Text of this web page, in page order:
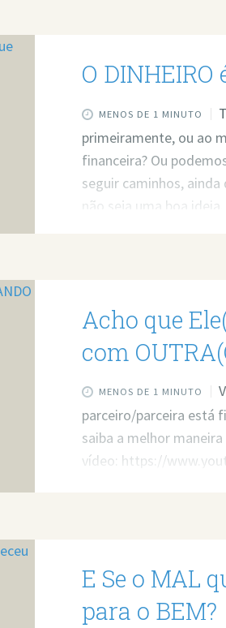
O
MENOS DE 1 MINUTO
primeiramente, ou ao
financeira? Ou
seguir caminhos,
não seja uma boa
Acho que
com
MENOS DE 1 MINUTO
parceiro/parceira está
saiba a melhor
vídeo: https://
E Se o MAL
para o BEM?